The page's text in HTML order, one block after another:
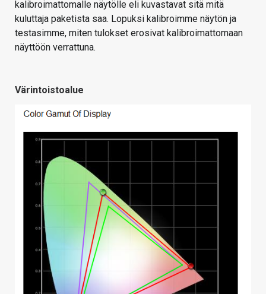
kalibroimattomalle näytölle eli kuvastavat sitä mitä
kuluttaja paketista saa. Lopuksi kalibroimme näytön ja
testasimme, miten tulokset erosivat kalibroimattomaan
näyttöön verrattuna.
Värintoistoalue